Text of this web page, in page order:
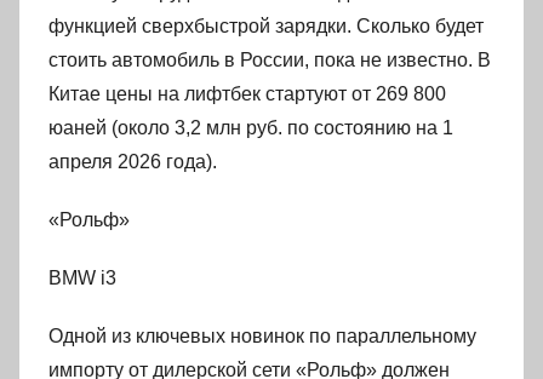
функцией сверхбыстрой зарядки. Сколько будет
стоить автомобиль в России, пока не известно. В
Китае цены на лифтбек стартуют от 269 800
юаней (около 3,2 млн руб. по состоянию на 1
апреля 2026 года).
«Рольф»
BMW i3
Одной из ключевых новинок по параллельному
импорту от дилерской сети «Рольф» должен